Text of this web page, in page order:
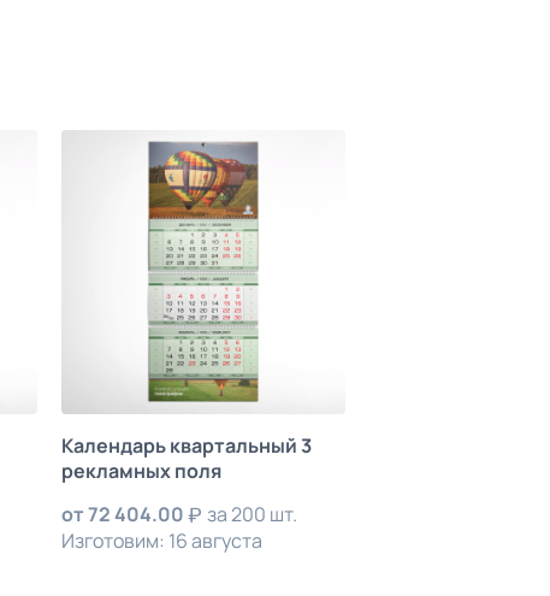
Календарь квартальный 3
рекламных поля
от72 404.00
за 200 шт.
Изготовим: 16 августа